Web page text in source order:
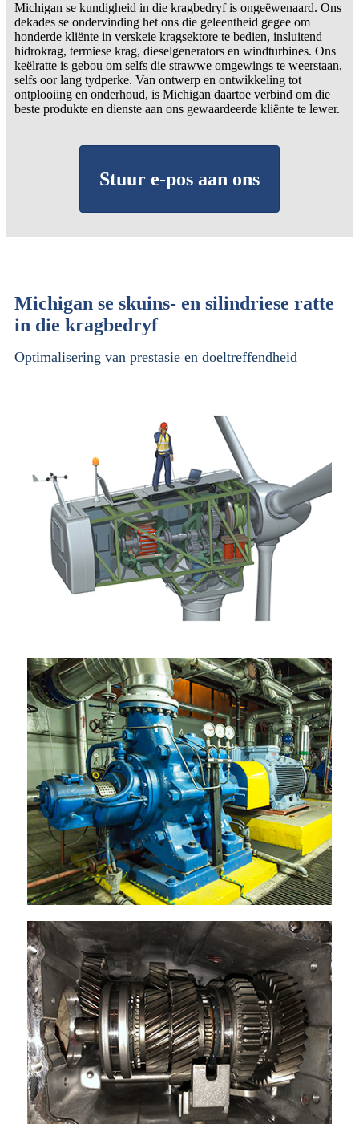
Michigan se kundigheid in die kragbedryf is ongeëwenaard. Ons
dekades se ondervinding het ons die geleentheid gegee om
honderde kliënte in verskeie kragsektore te bedien, insluitend
hidrokrag, termiese krag, dieselgenerators en windturbines. Ons
keëlratte is gebou om selfs die strawwe omgewings te weerstaan,
selfs oor lang tydperke. Van ontwerp en ontwikkeling tot
ontplooiing en onderhoud, is Michigan daartoe verbind om die
beste produkte en dienste aan ons gewaardeerde kliënte te lewer.
Stuur e-pos aan ons
Michigan se skuins- en silindriese ratte
in die kragbedryf
Optimalisering van prestasie en doeltreffendheid